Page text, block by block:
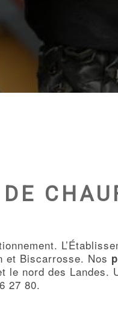
et Biscarrosse. Nos
le nord des Landes.
27 80.